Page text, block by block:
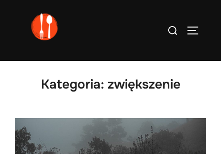
Search
Kategoria: zwiększenie